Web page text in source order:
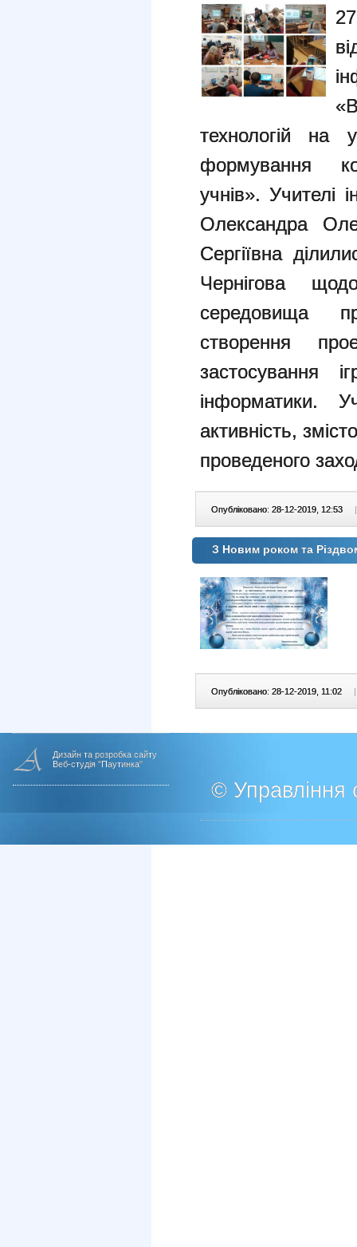
технологій на
формування
учнів».
Олександра
Сергіївна
Чернігова
середовища
створення
застосування
інформатики.
активність,
проведеного
Опубліковано: 28-12-2019, 12:53 |
З Новим роком та
Опубліковано: 28-12-2019, 11:02 |
Дизайн та розробка сайту
Веб-студія "Паутинка"
© Управління